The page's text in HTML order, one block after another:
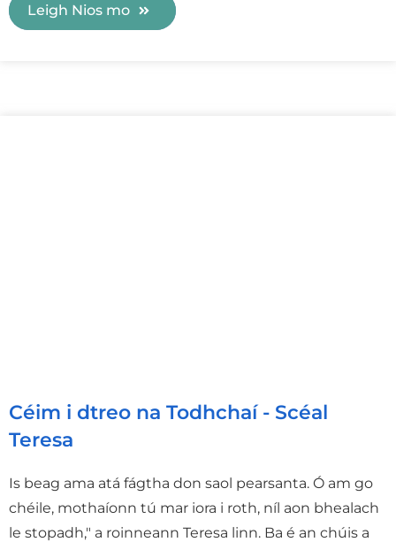
Leigh Nios mo
Céim i dtreo na Todhchaí - Scéal
Teresa
Is beag ama atá fágtha don saol pearsanta. Ó am go
chéile, mothaíonn tú mar iora i roth, níl aon bhealach
le stopadh," a roinneann Teresa linn. Ba é an chúis a